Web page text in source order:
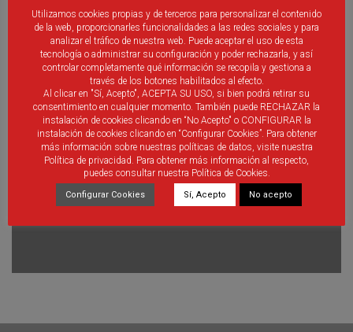
Utilizamos cookies propias y de terceros para personalizar el contenido
de la web, proporcionarles funcionalidades a las redes sociales y para
analizar el tráfico de nuestra web. Puede aceptar el uso de esta
tecnología o administrar su configuración y poder rechazarla, y así
controlar completamente qué información se recopila y gestiona a
través de los botones habilitados al efecto.
Al clicar en "Sí, Acepto", ACEPTA SU USO, si bien podrá retirar su
consentimiento en cualquier momento. También puede RECHAZAR la
instalación de cookies clicando en “No Acepto" o CONFIGURAR la
instalación de cookies clicando en “Configurar Cookies”. Para obtener
más información sobre nuestras políticas de datos, visite nuestra
Política de privacidad. Para obtener más información al respecto,
puedes consultar nuestra Política de Cookies.
Configurar Cookies Sí, Acepto No acepto